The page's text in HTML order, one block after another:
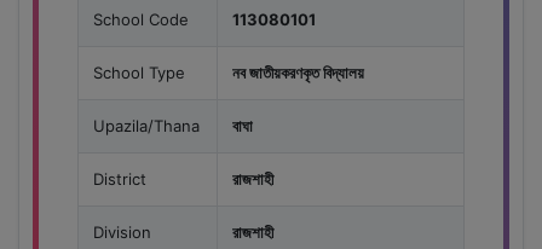
School Code 113080101
School Type নব জাতীয়করণকৃত বিদ্যালয়
Upazila/Thana বাঘা
District রাজশাহী
Division রাজশাহী